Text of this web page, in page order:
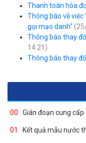
Thanh toán hóa
Thông báo về
gọi mạo danh"
Thông báo thay
14:21)
Thông báo thay
00 Gián đoạn cung
01 Kết quả mẫu nước